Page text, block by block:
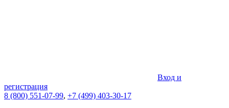
Вход и
регистрация
8 (800) 551-07-99, +7 (499) 403-30-17